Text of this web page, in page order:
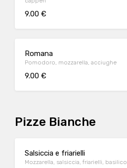
9.00 €
Romana
Pomodoro, mozzarella, acciughe
9.00 €
Pizze Bianche
Salsiccia e friarielli
Mozzarella, salsiccia, friarielli, basilico